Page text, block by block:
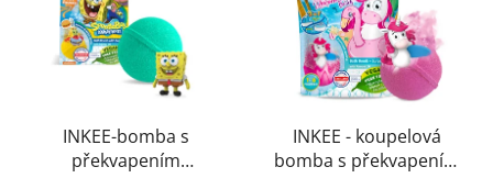
INKEE-bomba s
překvapením
INKEE - koupelová
bomba s překvapením